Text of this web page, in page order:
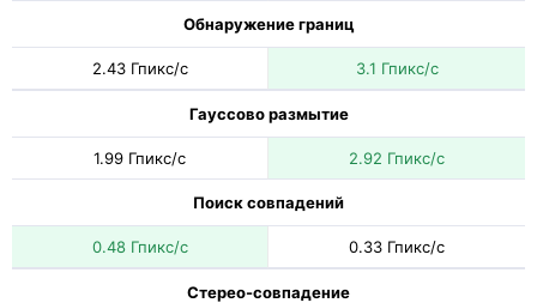
Обнаружение границ
2.43 Гпикс/с 3.1 Гпикс/с
Гауссово размытие
1.99 Гпикс/с 2.92 Гпикс/с
Поиск совпадений
0.48 Гпикс/с 0.33 Гпикс/с
Стерео-совпадение